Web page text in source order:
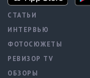
СТАТЬИ
ИНТЕРВЬЮ
ФОТОСЮЖЕТЫ
РЕВИЗОР TV
ОБЗОРЫ